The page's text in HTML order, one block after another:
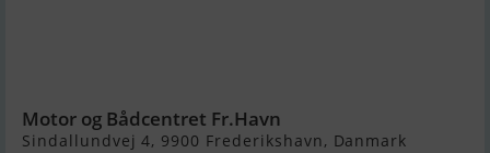
Motor og Bådcentret Fr.Havn
Sindallundvej 4, 9900 Frederikshavn, Danmark